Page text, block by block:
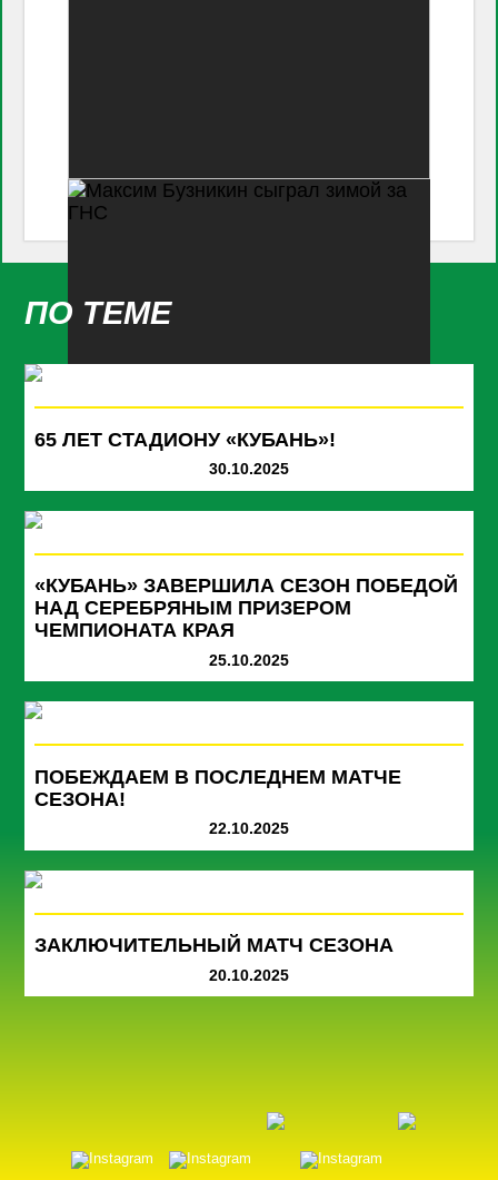
ПО ТЕМЕ
65 ЛЕТ СТАДИОНУ «КУБАНЬ»!
30.10.2025
«КУБАНЬ» ЗАВЕРШИЛА СЕЗОН ПОБЕДОЙ
НАД СЕРЕБРЯНЫМ ПРИЗЕРОМ
ЧЕМПИОНАТА КРАЯ
25.10.2025
ПОБЕЖДАЕМ В ПОСЛЕДНЕМ МАТЧЕ
СЕЗОНА!
22.10.2025
ЗАКЛЮЧИТЕЛЬНЫЙ МАТЧ СЕЗОНА
20.10.2025